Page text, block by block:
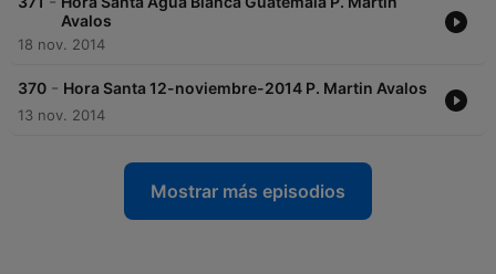
Avalos
18 nov. 2014
370 - Hora Santa 12-noviembre-2014 P. Martin Avalos
13 nov. 2014
Mostrar más episodios